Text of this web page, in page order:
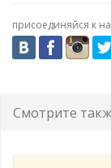
присоединяйся к
Смотрите